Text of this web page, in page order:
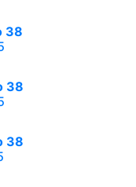
38
38
38